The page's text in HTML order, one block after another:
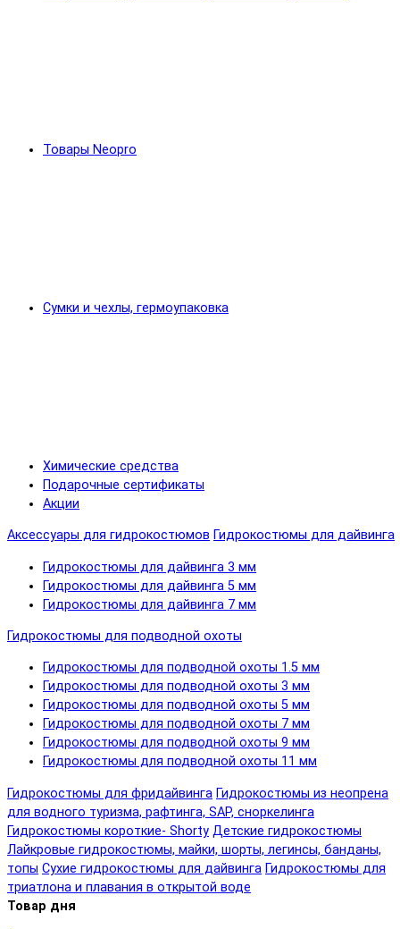
Товары Neopro
Сумки и чехлы, гермоупаковка
Химические средства
Подарочные сертификаты
Акции
Аксессуары для гидрокостюмов Гидрокостюмы для дайвинга
Гидрокостюмы для дайвинга 3 мм
Гидрокостюмы для дайвинга 5 мм
Гидрокостюмы для дайвинга 7 мм
Гидрокостюмы для подводной охоты
Гидрокостюмы для подводной охоты 1.5 мм
Гидрокостюмы для подводной охоты 3 мм
Гидрокостюмы для подводной охоты 5 мм
Гидрокостюмы для подводной охоты 7 мм
Гидрокостюмы для подводной охоты 9 мм
Гидрокостюмы для подводной охоты 11 мм
Гидрокостюмы для фридайвинга Гидрокостюмы из неопрена
для водного туризма, рафтинга, SAP, сноркелинга
Гидрокостюмы короткие- Shorty Детские гидрокостюмы
Лайкровые гидрокостюмы, майки, шорты, легинсы, банданы,
топы Сухие гидрокостюмы для дайвинга Гидрокостюмы для
триатлона и плавания в открытой воде
Товар дня